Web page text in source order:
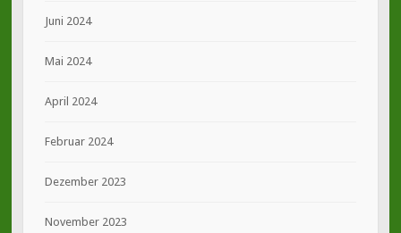
Juni 2024
Mai 2024
April 2024
Februar 2024
Dezember 2023
November 2023